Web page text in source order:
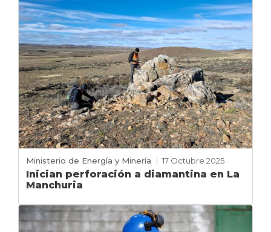
Ministerio de Energía y Minería | 17 Octubre 2025
Inician perforación a diamantina en La
Manchuria